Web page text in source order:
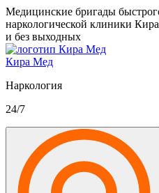
Медицинские бригады
наркологической клиники
и без выходных
Кира Мед
Наркология
24/7